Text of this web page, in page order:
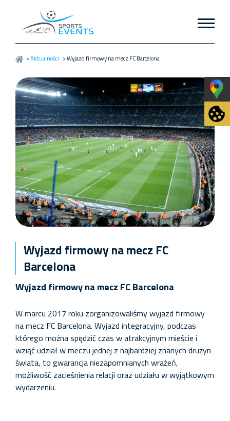
>Aktualności >Wyjazd firmowy na mecz FC Barcelona
Wyjazd firmowy na mecz FC
Barcelona
Wyjazd firmowy na mecz FC Barcelona
W marcu 2017 roku zorganizowaliśmy wyjazd firmowy
na mecz FC Barcelona. Wyjazd integracyjny, podczas
którego można spędzić czas w atrakcyjnym mieście i
wziąć udział w meczu jednej z najbardziej znanych drużyn
świata, to gwarancja niezapomnianych wrażeń,
możliwość zacieśnienia relacji oraz udziału w wyjątkowym
wydarzeniu.